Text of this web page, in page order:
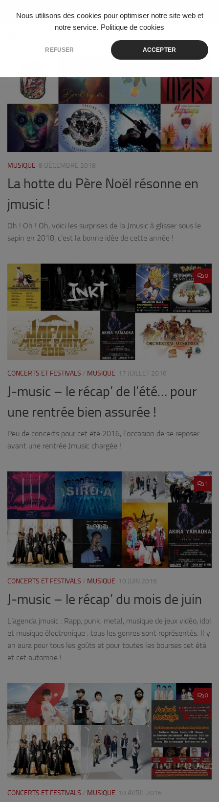
Nous utilisons des cookies pour optimiser notre site web et
notre service. Politique de cookies
REFUSER ACCEPTER
Skip to content
MUSIQUE 8 DÉCEMBRE 2018
La hotte du Père Noël résonne en
jmusic !
Oh ! Oh ! Oh, voici les surprises de la Jmusic à glisser sous le
sapin en 2018, c’est la bonne idée de cette année !
0
CONCERTS ET FESTIVALS / MUSIQUE 17 JUILLET 2016
J-music – le récap’ de l’été… pour
une rentrée bien assurée !
Peu de concerts pour cet été 2016, l’occasion de se reposer
avant une rentrée Jmusic chargée !
1
CONCERTS ET FESTIVALS / MUSIQUE 10 JUIN 2016
J-music – le récap’ du mois de juin
L’agenda jmusic : Rapp, punk, metal, musique de jeux vidéo, idol
et musique électronique : tous les genres sont représentés. Il y
en aura pour tous les goûts et pour toutes les bourses cet été
et cet automne !
0
CONCERTS ET FESTIVALS / MUSIQUE 10 AVRIL 2016